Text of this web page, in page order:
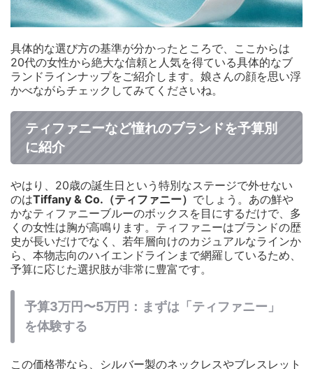
具体的な選び方の基準が分かったところで、ここからは
20代の女性から絶大な信頼と人気を得ている具体的なブ
ランドラインナップをご紹介します。娘さんの顔を思い浮
かべながらチェックしてみてくださいね。
ティファニーなど憧れのブランドを予算別
に紹介
やはり、20歳の誕生日という特別なステージで外せない
のはTiffany & Co.（ティファニー） でしょう。あの鮮や
かなティファニーブルーのボックスを目にするだけで、多
くの女性は胸が高鳴ります。ティファニーはブランドの歴
史が長いだけでなく、若年層向けのカジュアルなラインか
ら、本物志向のハイエンドラインまで網羅しているため、
予算に応じた選択肢が非常に豊富です。
予算3万円〜5万円：まずは「ティファニー」
を体験する
この価格帯なら、シルバー製のネックレスやブレスレット